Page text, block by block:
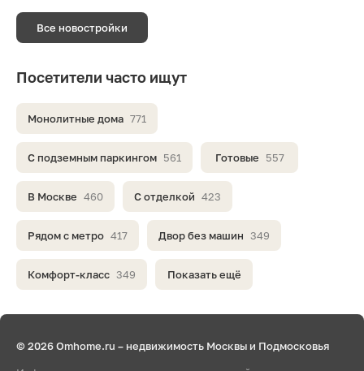
Все новостройки
Посетители часто ищут
Монолитные дома 771
С подземным паркингом 561 Готовые 557
В Москве 460 С отделкой 423
Рядом с метро 417 Двор без машин 349
Комфорт-класс 349 Показать ещё
© 2026 Omhome.ru – недвижимость Москвы и Подмосковья